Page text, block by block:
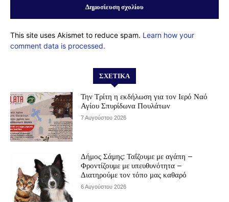
This site uses Akismet to reduce spam. Learn how your
comment data is processed.
ΣΧΕΤΙΚΆ
Την Τρίτη η εκδήλωση για τον Ιερό Ναό
Αγίου Σπυρίδωνα Πουλάτων
7 Αυγούστου 2026
Δήμος Σάμης: Ταΐζουμε με αγάπη –
Φροντίζουμε με υπευθυνότητα –
Διατηρούμε τον τόπο μας καθαρό
6 Αυγούστου 2026